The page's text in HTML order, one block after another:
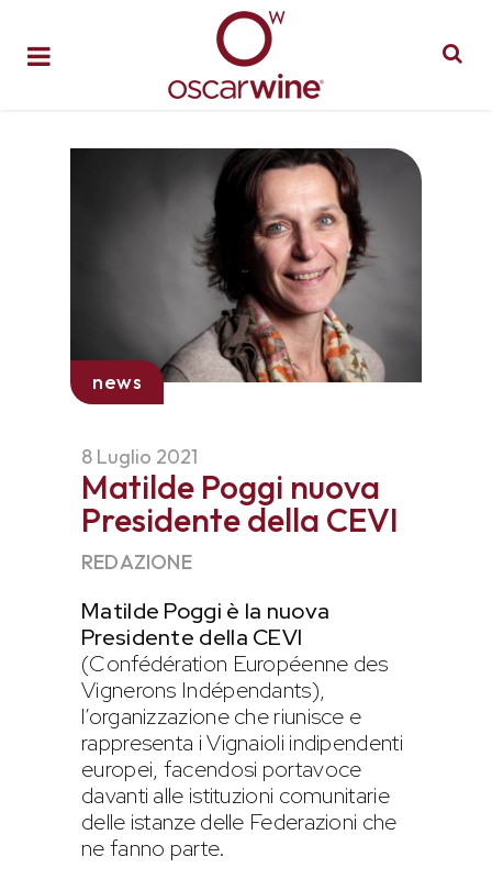
news
8 Luglio 2021
Matilde Poggi nuova
Presidente della CEVI
REDAZIONE
Matilde Poggi è la nuova
Presidente della CEVI
(Confédération Européenne des
Vignerons Indépendants),
l’organizzazione che riunisce e
rappresenta i Vignaioli indipendenti
europei, facendosi portavoce
davanti alle istituzioni comunitarie
delle istanze delle Federazioni che
ne fanno parte.